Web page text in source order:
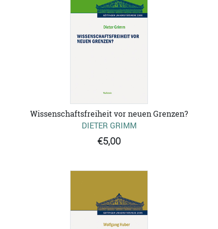
Wissenschaftsfreiheit vor neuen Grenzen?
DIETER GRIMM
€5,00